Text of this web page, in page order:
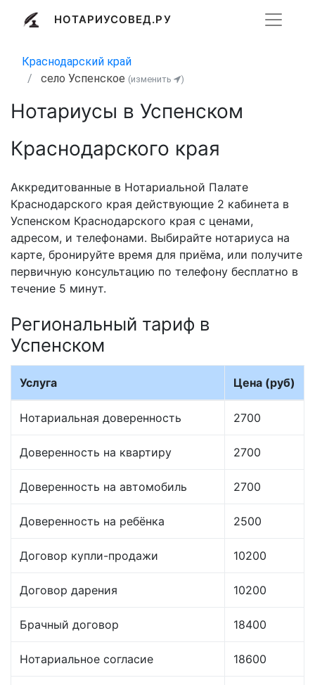
НОТАРИУСОВЕД.РУ
Краснодарский край
село Успенское (изменить )
Нотариусы в Успенском
Краснодарского края
Аккредитованные в Нотариальной Палате
Краснодарского края действующие 2 кабинета в
Успенском Краснодарского края с ценами,
адресом, и телефонами. Выбирайте нотариуса на
карте, бронируйте время для приёма, или получите
первичную консультацию по телефону бесплатно в
течение 5 минут.
Региональный тариф в
Успенском
Услуга Цена (руб)
Нотариальная доверенность 2700
Доверенность на квартиру 2700
Доверенность на автомобиль 2700
Доверенность на ребёнка 2500
Договор купли-продажи 10200
Договор дарения 10200
Брачный договор 18400
Нотариальное согласие 18600